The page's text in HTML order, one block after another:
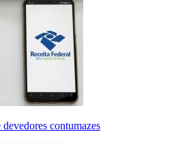
contumazes